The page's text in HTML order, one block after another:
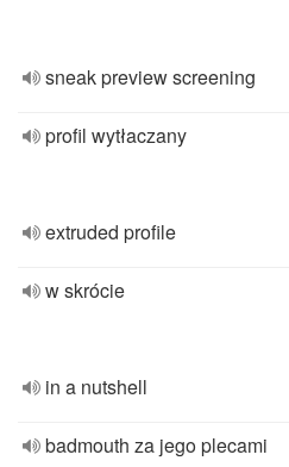
sneak preview screening
profil wytłaczany
extruded profile
w skrócie
in a nutshell
badmouth za jego plecami